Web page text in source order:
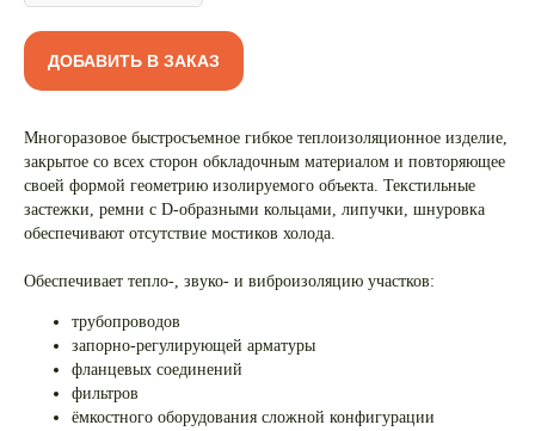
ДОБАВИТЬ В ЗАКАЗ
Многоразовое быстросъемное гибкое теплоизоляционное изделие,
закрытое со всех сторон обкладочным материалом и повторяющее
своей формой геометрию изолируемого объекта. Текстильные
застежки, ремни с D-образными кольцами, липучки, шнуровка
обеспечивают отсутствие мостиков холода.
Обеспечивает тепло-, звуко- и виброизоляцию участков:
трубопроводов
запорно-регулирующей арматуры
фланцевых соединений
фильтров
ёмкостного оборудования сложной конфигурации